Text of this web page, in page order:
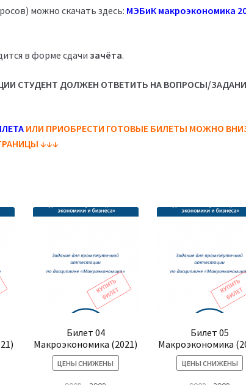
можно скачать здесь: МЭБиК макроэкономика
в форме сдачи зачёта.
СТУДЕНТ ДОЛЖЕН ОТВЕТИТЬ НА ВОПРОСЫ/
ИЛИ ПРИОБРЕСТИ ГОТОВЫЕ БИЛЕТЫ МОЖНО
↓↓↓
Билет 04
Макроэкономика (2021)
ЦЕНЫ СНИЖЕНЫ
Билет 05
Макроэкономика
ЦЕНЫ СНИЖЕНЫ